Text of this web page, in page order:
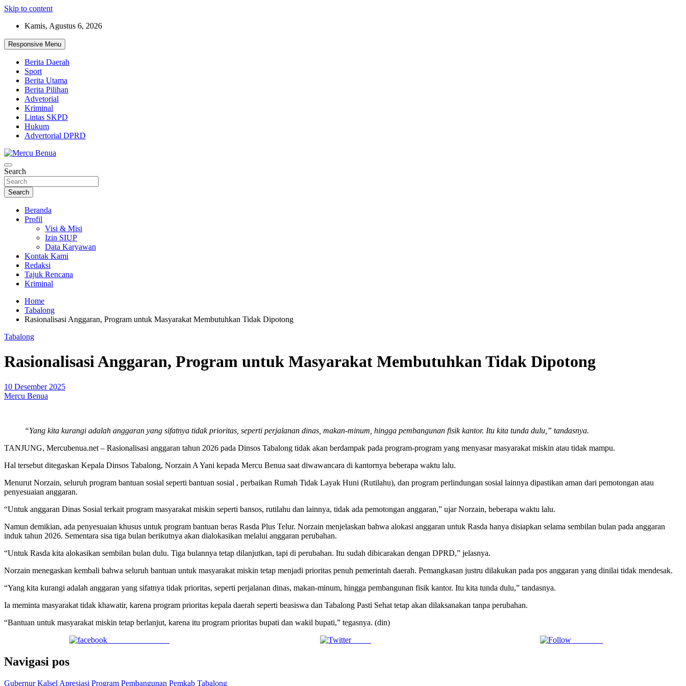
Skip to content
Kamis, Agustus 6, 2026
Responsive Menu
Berita Daerah
Sport
Berita Utama
Berita Pilihan
Advetorial
Kriminal
Lintas SKPD
Hukum
Advertorial DPRD
Mercu Benua
Suara Masyarakat Bawah
Search
Search
Beranda
Profil
Visi & Misi
Izin SIUP
Data Karyawan
Kontak Kami
Redaksi
Tajuk Rencana
Kriminal
Home
Tabalong
Rasionalisasi Anggaran, Program untuk Masyarakat Membutuhkan Tidak Dipotong
Tabalong
Rasionalisasi Anggaran, Program untuk Masyarakat Membutuhkan Tidak Dipotong
10 Desember 2025
Mercu Benua
“Yang kita kurangi adalah anggaran yang sifatnya tidak prioritas, seperti perjalanan dinas, makan-minum, hingga pembangunan fisik kantor. Itu kita tunda dulu,” tandasnya.
TANJUNG, Mercubenua.net – Rasionalisasi anggaran tahun 2026 pada Dinsos Tabalong tidak akan berdampak pada program-program yang menyasar masyarakat miskin atau tidak mampu.
Hal tersebut ditegaskan Kepala Dinsos Tabalong, Norzain A Yani kepada Mercu Benua saat diwawancara di kantornya beberapa waktu lalu.
Menurut Norzain, seluruh program bantuan sosial seperti bantuan sosial , perbaikan Rumah Tidak Layak Huni (Rutilahu), dan program perlindungan sosial lainnya dipastikan aman dari pemotongan atau
penyesuaian anggaran.
“Untuk anggaran Dinas Sosial terkait program masyarakat miskin seperti bansos, rutilahu dan lainnya, tidak ada pemotongan anggaran,” ujar Norzain, beberapa waktu lalu.
Namun demikian, ada penyesuaian khusus untuk program bantuan beras Rasda Plus Telur. Norzain menjelaskan bahwa alokasi anggaran untuk Rasda hanya disiapkan selama sembilan bulan pada anggaran
induk tahun 2026. Sementara sisa tiga bulan berikutnya akan dialokasikan melalui anggaran perubahan.
“Untuk Rasda kita alokasikan sembilan bulan dulu. Tiga bulannya tetap dilanjutkan, tapi di perubahan. Itu sudah dibicarakan dengan DPRD,” jelasnya.
Norzain menegaskan kembali bahwa seluruh bantuan untuk masyarakat miskin tetap menjadi prioritas penuh pemerintah daerah. Pemangkasan justru dilakukan pada pos anggaran yang dinilai tidak mendesak.
“Yang kita kurangi adalah anggaran yang sifatnya tidak prioritas, seperti perjalanan dinas, makan-minum, hingga pembangunan fisik kantor. Itu kita tunda dulu,” tandasnya.
Ia meminta masyarakat tidak khawatir, karena program prioritas kepala daerah seperti beasiswa dan Tabalong Pasti Sehat tetap akan dilaksanakan tanpa perubahan.
“Bantuan untuk masyarakat miskin tetap berlanjut, karena itu program prioritas bupati dan wakil bupati,” tegasnya. (din)
Tweet Follow us
Navigasi pos
Gubernur Kalsel Apresiasi Program Pembangunan Pemkab Tabalong